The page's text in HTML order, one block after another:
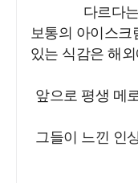
다르다
보통의 아이스크
있는 식감은 해
앞으로 평생 메
그들이 느낀 인